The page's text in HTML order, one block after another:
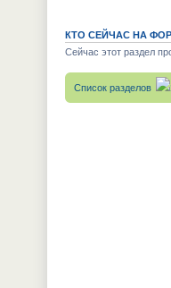
КТО СЕЙЧАС НА
Сейчас этот раздел
Список разделов